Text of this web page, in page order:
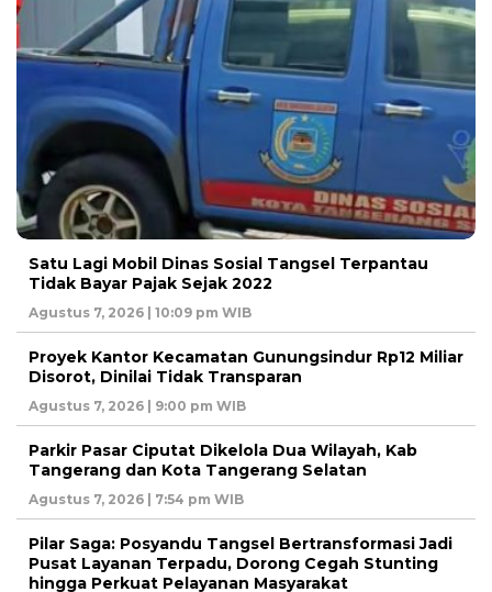
Satu Lagi Mobil Dinas Sosial Tangsel Terpantau
Tidak Bayar Pajak Sejak 2022
Agustus 7, 2026 | 10:09 pm WIB
Proyek Kantor Kecamatan Gunungsindur Rp12 Miliar
Disorot, Dinilai Tidak Transparan
Agustus 7, 2026 | 9:00 pm WIB
Parkir Pasar Ciputat Dikelola Dua Wilayah, Kab
Tangerang dan Kota Tangerang Selatan
Agustus 7, 2026 | 7:54 pm WIB
Pilar Saga: Posyandu Tangsel Bertransformasi Jadi
Pusat Layanan Terpadu, Dorong Cegah Stunting
hingga Perkuat Pelayanan Masyarakat